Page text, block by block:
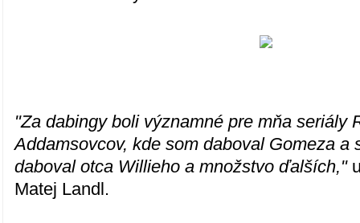
"Za dabingy boli významné pre mňa seriály
Addamsovcov, kde som daboval Gomeza a
daboval otca Willieho a množstvo ďalších,"
Matej Landl.